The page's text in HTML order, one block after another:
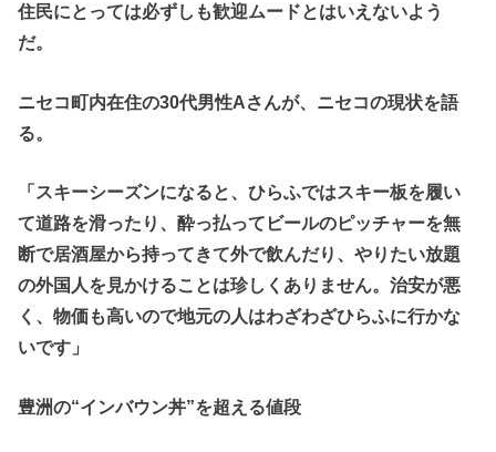
住民にとっては必ずしも歓迎ムードとはいえないよう
だ。
ニセコ町内在住の30代男性Aさんが、ニセコの現状を語
る。
「スキーシーズンになると、ひらふではスキー板を履い
て道路を滑ったり、酔っ払ってビールのピッチャーを無
断で居酒屋から持ってきて外で飲んだり、やりたい放題
の外国人を見かけることは珍しくありません。治安が悪
く、物価も高いので地元の人はわざわざひらふに行かな
いです」
豊洲の“インバウン丼”を超える値段